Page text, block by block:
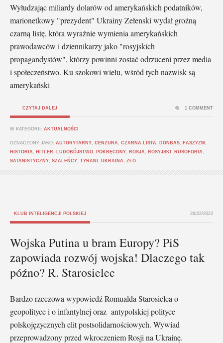
Wyłudzając miliardy dolarów od amerykańskich podatników,
marionetkowy "prezydent" Ukrainy Zełenski wydał groźną
czarną listę, która wyraźnie wymienia amerykańskich
prawodawców i dziennikarzy jako "rosyjskich
propagandystów", którzy powinni zostać odrzuceni przez media
i społeczeństwo. Ku szokowi wielu, wśród tych nazwisk są
amerykański
CZYTAJ DALEJ
W KATEGORII: AKTUALNOŚCI
OZNACZONY JAKO: AUTORYTARNY CENZURA CZARNA LISTA DONBAS FASZYZM
HISTORIA
HITLER LUDOBÓJSTWO POKRĘCONY ROSJA ROSYJSKI RUSOFOBIA
SATANISTYCZNY SZALEŃCY TYRANI UKRAINA ZŁO
1 COMMENT
KLUB INTELIGENCJI POLSKIEJ 26/02/2022
Wojska Putina u bram Europy? PiS
zapowiada rozwój wojska! Dlaczego tak
późno? R. Starosielec
Bardzo rzeczowa wypowiedź Romualda Starosielca o
geopolityce i o infantylnej oraz antypolskiej polityce
polskojęzycznych elit postsolidarnościowych. Wywiad
przeprowadzony przed wkroczeniem Rosji na Ukrainę.